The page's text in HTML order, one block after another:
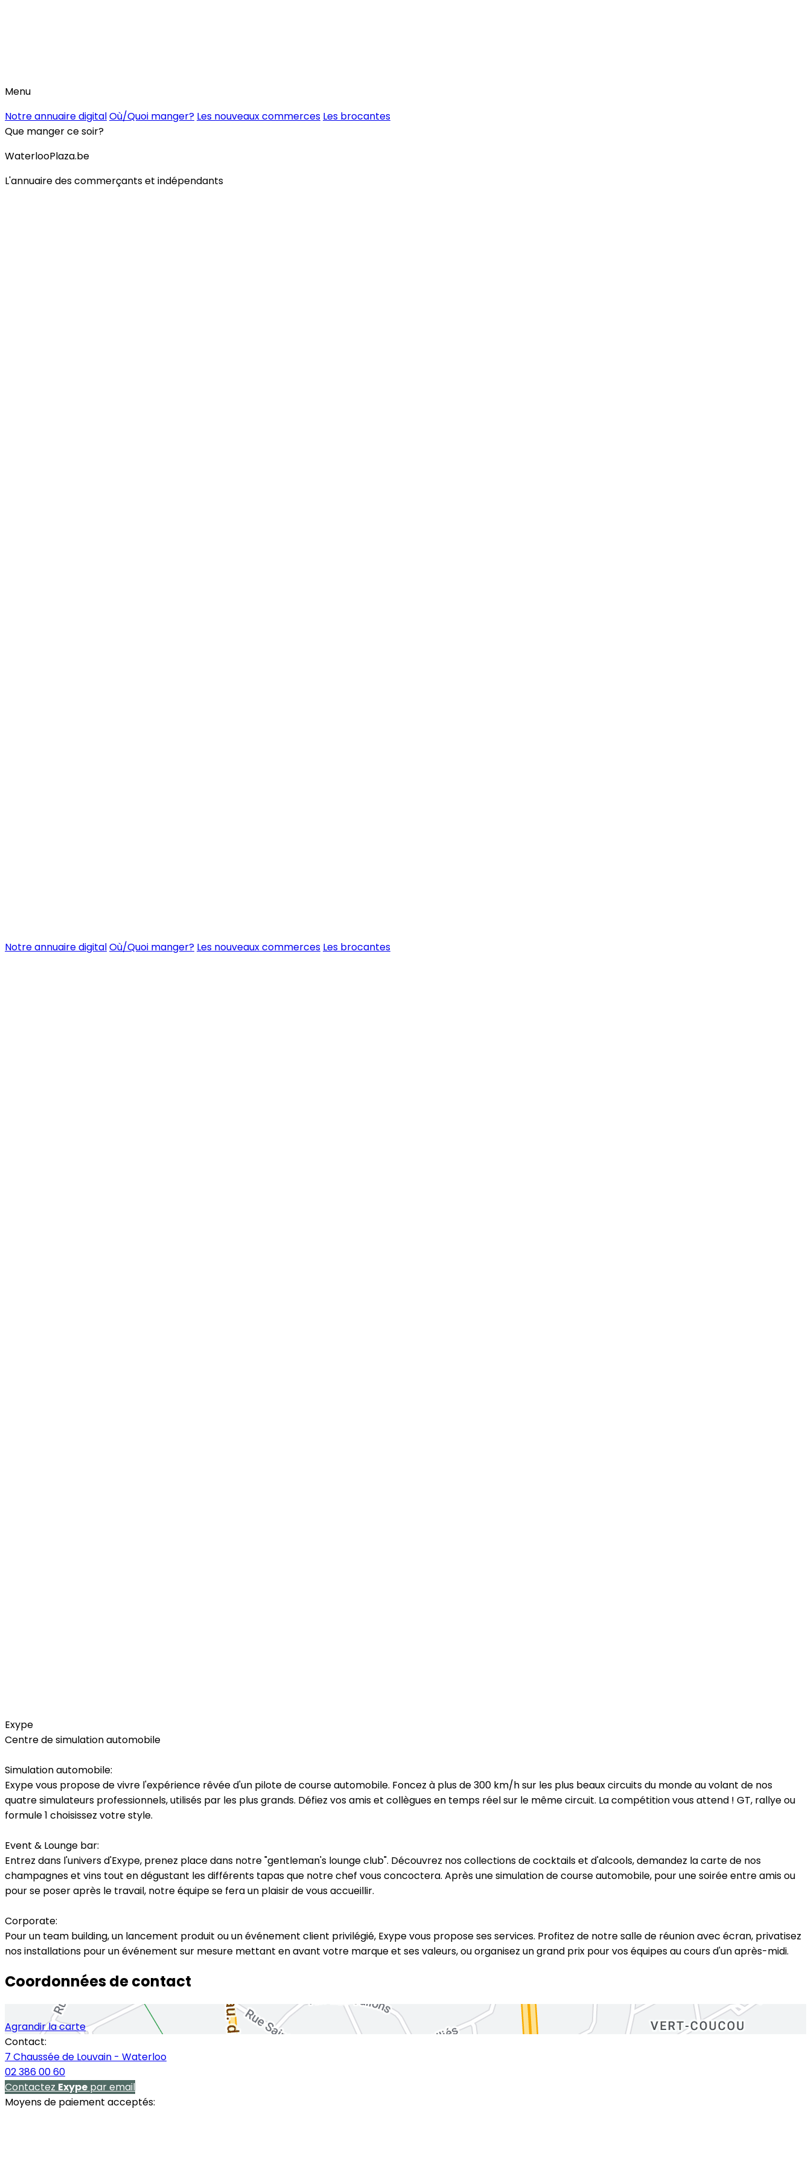
Menu
Notre annuaire digitalOù/Quoi manger? Les nouveaux commerces Les brocantes
Que manger ce soir?
WaterlooPlaza.be
L'annuaire des commerçants et indépendants
Notre annuaire digitalOù/Quoi manger? Les nouveaux commerces Les brocantes
Exype
Centre de simulation automobile
Simulation automobile:
Exype vous propose de vivre l'expérience rêvée d'un pilote de course automobile. Foncez à plus de 300 km/h sur les plus beaux circuits du monde au volant de nos
quatre simulateurs professionnels, utilisés par les plus grands. Défiez vos amis et collègues en temps réel sur le même circuit. La compétition vous attend ! GT, rallye ou
formule 1 choisissez votre style.
Event & Lounge bar:
Entrez dans l'univers d'Exype, prenez place dans notre "gentleman's lounge club". Découvrez nos collections de cocktails et d'alcools, demandez la carte de nos
champagnes et vins tout en dégustant les différents tapas que notre chef vous concoctera. Après une simulation de course automobile, pour une soirée entre amis ou
pour se poser après le travail, notre équipe se fera un plaisir de vous accueillir.
Corporate:
Pour un team building, un lancement produit ou un événement client privilégié, Exype vous propose ses services. Profitez de notre salle de réunion avec écran, privatisez
nos installations pour un événement sur mesure mettant en avant votre marque et ses valeurs, ou organisez un grand prix pour vos équipes au cours d'un après-midi.
Coordonnées de contact
Agrandir la carte
Contact:
7 Chaussée de Louvain - Waterloo
02 386 00 60
Contactez Exype par email
Moyens de paiement acceptés: